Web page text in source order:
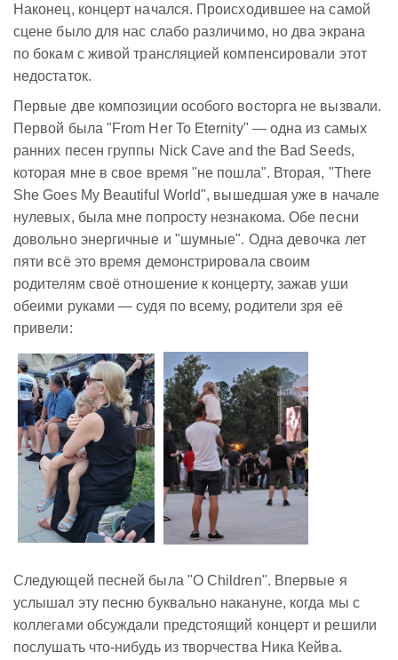
Наконец, концерт начался. Происходившее на самой
сцене было для нас слабо различимо, но два экрана
по бокам с живой трансляцией компенсировали этот
недостаток.
Первые две композиции особого восторга не вызвали.
Первой была "From Her To Eternity" — одна из самых
ранних песен группы Nick Cave and the Bad Seeds,
которая мне в свое время "не пошла". Вторая, "There
She Goes My Beautiful World", вышедшая уже в начале
нулевых, была мне попросту незнакома. Обе песни
довольно энергичные и "шумные". Одна девочка лет
пяти всё это время демонстрировала своим
родителям своё отношение к концерту, зажав уши
обеими руками — судя по всему, родители зря её
привели:
Следующей песней была "O Children". Впервые я
услышал эту песню буквально накануне, когда мы с
коллегами обсуждали предстоящий концерт и решили
послушать что-нибудь из творчества Ника Кейва.